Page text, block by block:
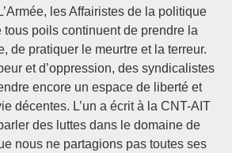
les Affairistes de la politique
tous poils continuent de prendre la
de pratiquer le meurtre et la terreur.
et d’oppression, des syndicalistes
encore un espace de liberté et
décentes. L’un a écrit à la CNT-AIT
des luttes dans le domaine de
nous ne partagions pas toutes ses